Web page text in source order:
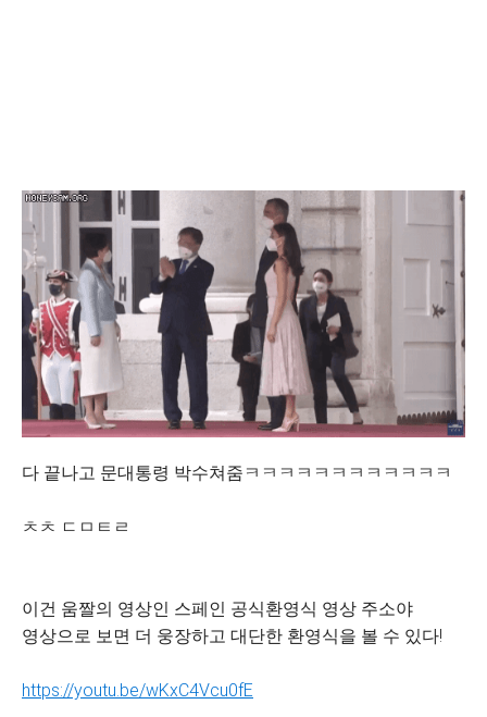
다 끝나고 문대통령 박수쳐줌ㅋㅋㅋㅋㅋㅋㅋㅋㅋㅋㅋㅋ
ㅊㅊ ㄷㅁㅌㄹ
이건 움짤의 영상인 스페인 공식환영식 영상 주소야
영상으로 보면 더 웅장하고 대단한 환영식을 볼 수 있다!
https://youtu.be/wKxC4Vcu0fE